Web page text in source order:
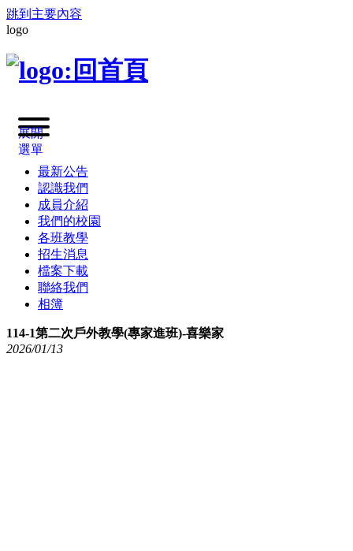
跳到主要內容
logo
展開
選單
最新公告
認識我們
成員介紹
我們的校園
各班教學
招生消息
檔案下載
聯絡我們
相簿
114-1第二次戶外教學(專家進班)-喜樂家
2026/01/13